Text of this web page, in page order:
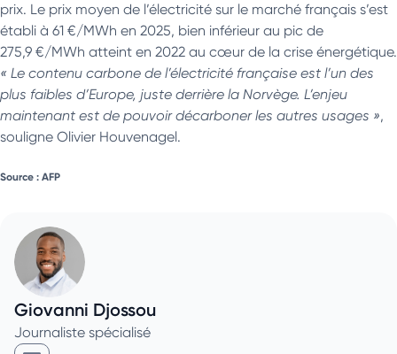
prix. Le prix moyen de l’électricité sur le marché français s’est
établi à 61 €/MWh en 2025, bien inférieur au pic de
275,9 €/MWh atteint en 2022 au cœur de la crise énergétique.
« Le contenu carbone de l’électricité française est l’un des
plus faibles d’Europe, juste derrière la Norvège. L’enjeu
maintenant est de pouvoir décarboner les autres usages »,
souligne Olivier Houvenagel.
Source : AFP
Giovanni Djossou
Journaliste spécialisé